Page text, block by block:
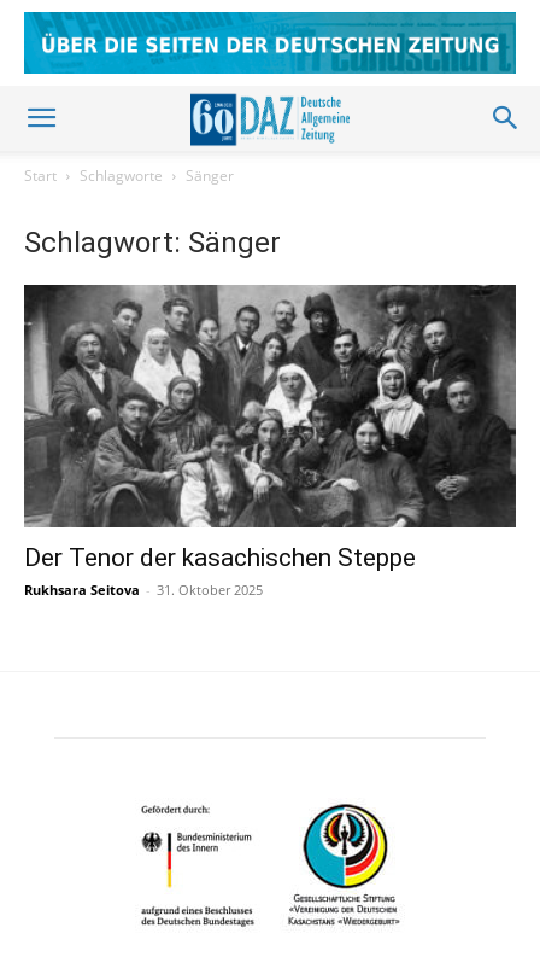
Start Schlagworte Sänger
Schlagwort: Sänger
Der Tenor der kasachischen Steppe
Rukhsara Seitova - 31. Oktober 2025